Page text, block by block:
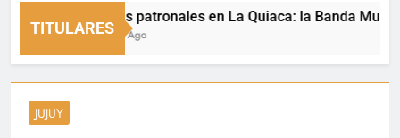
TITULARES
Fiestas patronales en La Quiaca: la Banda
5 Horas Ago
JUJUY